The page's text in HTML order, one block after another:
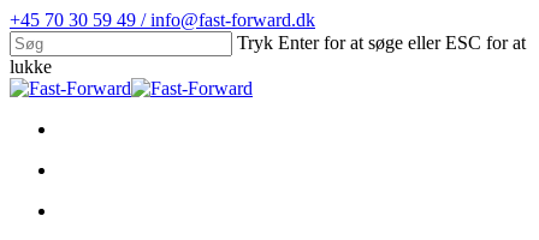
Skip
to
main
content
+45 70 30 59 49 / info@fast-forward.dk
Tryk Enter for at søge eller ESC for at
lukke
Close